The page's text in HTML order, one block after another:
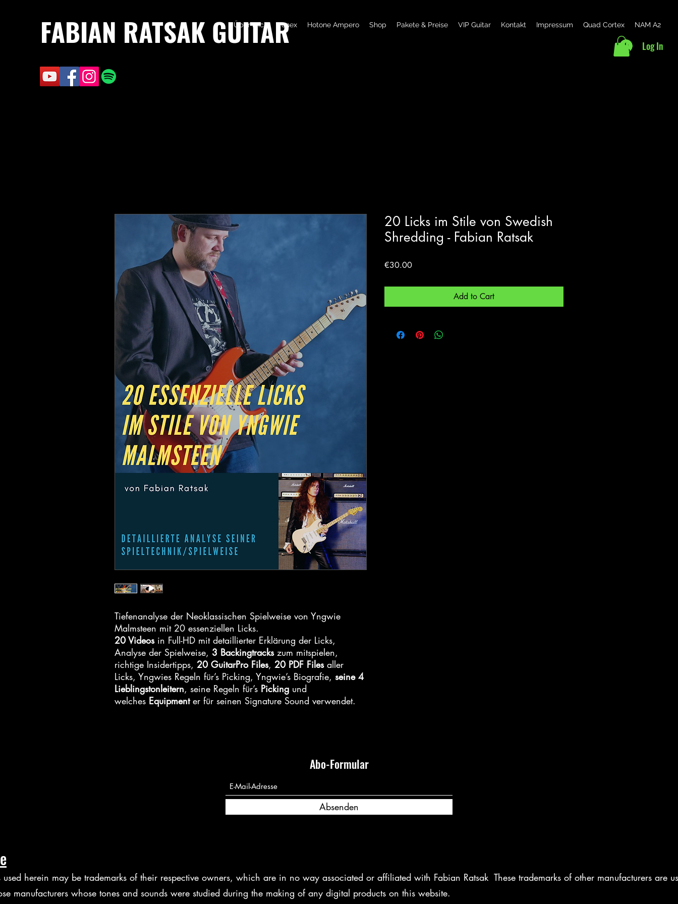
FABIAN RATSAK GUITAR
Über Mich Tonex Hotone Ampero Shop Pakete & Preise VIP Guitar Kontakt Impressum Quad Cortex NAM A2
Log In
Tiefenanalyse der Neoklassischen Spielweise von Yngwie
Malmsteen mit 20 essenziellen Licks.
20 Videosin Full-HD mit detaillierter Erklärung der Licks,
Analyse der Spielweise, 3 Backingtrackszum mitspielen,
richtige Insidertipps, 20 GuitarPro Files, 20 PDF Filesaller
Licks, Yngwies Regeln für’s Picking, Yngwie’s Biografie, seine 4
Lieblingstonleitern, seine Regeln für’s Picking und
welches Equipmenter für seinen Signature Sound verwendet.
20 Licks im Stile von Swedish
Shredding - Fabian Ratsak
€30.00Price
Add to Cart
Abo-Formular
Absenden
used herein may be trademarks of their respective owners, which are in no way associated or affiliated with Fabian Ratsak These trademarks of other manufacturers are
manufacturers whose tones and sounds were studied during the making of any digital products on this website.